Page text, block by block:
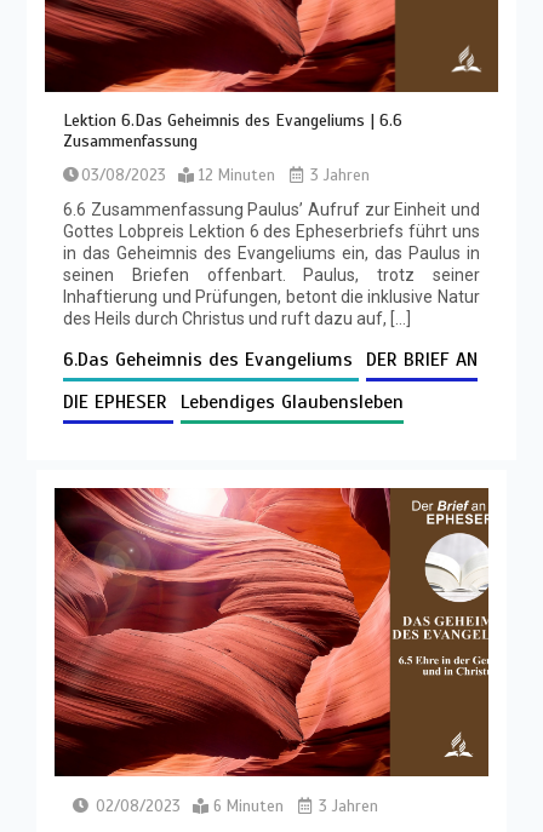
Lektion 6.Das Geheimnis des Evangeliums | 6.6
Zusammenfassung
03/08/2023 12 Minuten
3 Jahren
6.6 Zusammenfassung Paulus’ Aufruf zur Einheit und
Gottes Lobpreis Lektion 6 des Epheserbriefs führt uns
in das Geheimnis des Evangeliums ein, das Paulus in
seinen Briefen offenbart. Paulus, trotz seiner
Inhaftierung und Prüfungen, betont die inklusive Natur
des Heils durch Christus und ruft dazu auf, […]
6.Das Geheimnis des Evangeliums
DER BRIEF AN
DIE EPHESER
Lebendiges Glaubensleben
02/08/2023 6 Minuten 3 Jahren